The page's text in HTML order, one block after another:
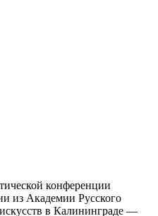
конференции
из Академии Русского
искусств в Калининграде —